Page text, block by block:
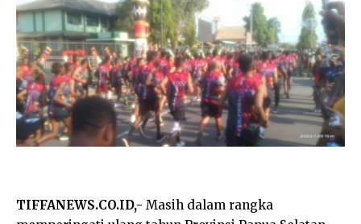
TIFFANEWS.CO.ID,- Masih dalam rangka